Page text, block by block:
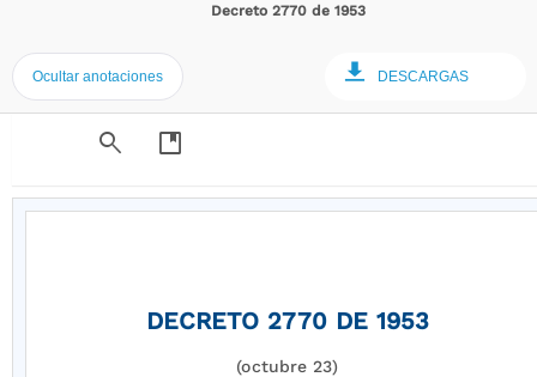
Decreto 2770 de 1953
Ocultar anotaciones DESCARGAS
search developer_guide
DECRETO 2770 DE 1953
(octubre 23)